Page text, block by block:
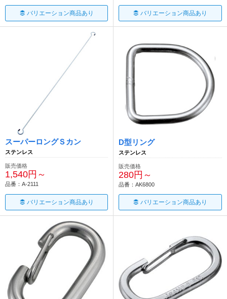
バリエーション商品あり バリエーション商品あり
スーパーロングＳカン
ステンレス
販売価格
1,540円～
品番：A-2111
バリエーション商品あり
D型リング
ステンレス
販売価格
280円～
品番：AK6800
バリエーション商品あり